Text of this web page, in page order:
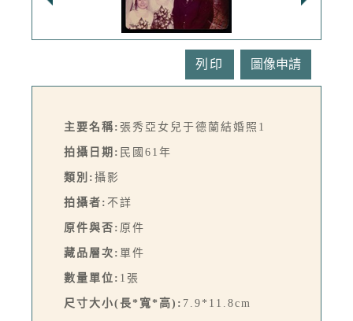
列印
主要名稱: 張秀亞女兒于德蘭結婚照1
拍攝日期: 民國61年
類別: 攝影
拍攝者: 不詳
原件與否: 原件
藏品層次: 單件
數量單位: 1張
尺寸大小(長*寬*高): 7.9*11.8cm